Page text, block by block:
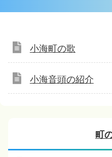
小海町の歌
小海音頭の紹介
町